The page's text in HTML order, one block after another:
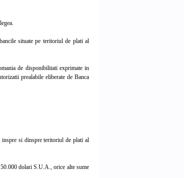
situate pe teritoriul de plati al
de disponibilitati exprimate in
prealabile eliberate de Banca
si dinspre teritoriul de plati al
dolari S.U.A., orice alte sume